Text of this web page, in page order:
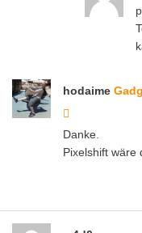
hodaime
Danke.
Pixelshift wäre